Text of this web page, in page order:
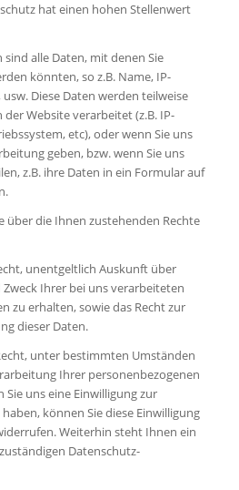
hat einen hohen Stellenwert
alle Daten, mit denen Sie
könnten, so z.B. Name, IP-
Diese Daten werden teilweise
Website verarbeitet (z.B. IP-
etc), oder wenn Sie uns
geben, bzw. wenn Sie uns
z.B. ihre Daten in ein Formular auf
über die Ihnen zustehenden Rechte
unentgeltlich Auskunft über
Ihrer bei uns verarbeiteten
zu erhalten, sowie das Recht zur
dieser Daten.
unter bestimmten Umständen
Ihrer personenbezogenen
Sie uns eine Einwilligung zur
können Sie diese Einwilligung
Weiterhin steht Ihnen ein
Datenschutz-